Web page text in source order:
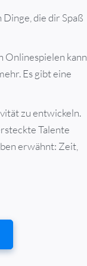
die dir Spaß
Onlinespielen kann
Es gibt eine
zu entwickeln.
Talente
erwähnt: Zeit,